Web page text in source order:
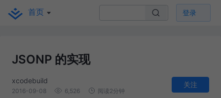
首页 登录
JSONP 的实现
xcodebuild
2016-09-08 6,526 阅读2分钟
关注